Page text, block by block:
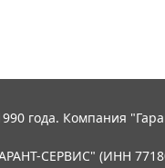
года. Компания
СЕРВИС" (ИНН